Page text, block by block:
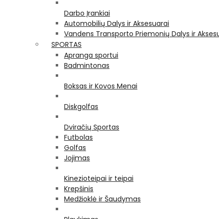
Darbo Įrankiai
Automobilių Dalys ir Aksesuarai
Vandens Transporto Priemonių Dalys ir
SPORTAS
Apranga sportui
Badmintonas
Boksas ir Kovos Menai
Diskgolfas
Dviračių Sportas
Futbolas
Golfas
Jojimas
Kinezioteipai ir teipai
Krepšinis
Medžioklė ir Šaudymas